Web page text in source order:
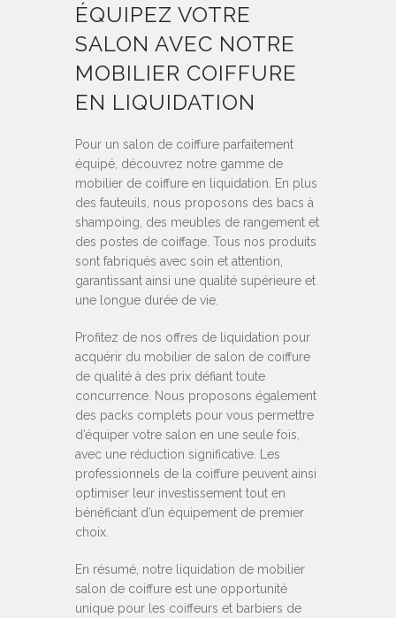
ÉQUIPEZ VOTRE
SALON AVEC NOTRE
MOBILIER COIFFURE
EN LIQUIDATION
Pour un salon de coiffure parfaitement
équipé, découvrez notre gamme de
mobilier de coiffure en liquidation. En plus
des fauteuils, nous proposons des bacs à
shampoing, des meubles de rangement et
des postes de coiffage. Tous nos produits
sont fabriqués avec soin et attention,
garantissant ainsi une qualité supérieure et
une longue durée de vie.
Profitez de nos offres de liquidation pour
acquérir du mobilier de salon de coiffure
de qualité à des prix défiant toute
concurrence. Nous proposons également
des packs complets pour vous permettre
d’équiper votre salon en une seule fois,
avec une réduction significative. Les
professionnels de la coiffure peuvent ainsi
optimiser leur investissement tout en
bénéficiant d’un équipement de premier
choix.
En résumé, notre liquidation de mobilier
salon de coiffure est une opportunité
unique pour les coiffeurs et barbiers de